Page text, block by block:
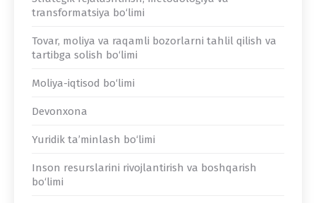
transformatsiya bo‘limi
Tovar, moliya va raqamli bozorlarni tahlil qilish va
tartibga solish bo‘limi
Moliya-iqtisod bo‘limi
Devonxona
Yuridik ta’minlash bo‘limi
Inson resurslarini rivojlantirish va boshqarish
bo‘limi